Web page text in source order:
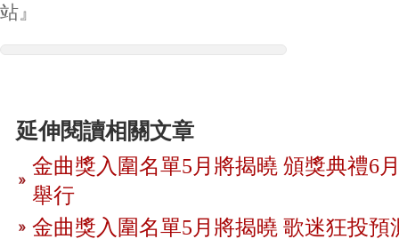
站』
延伸閱讀相關文章
金曲獎入圍名單5月將揭曉 頒獎典禮6
舉行
金曲獎入圍名單5月將揭曉 歌迷狂投預